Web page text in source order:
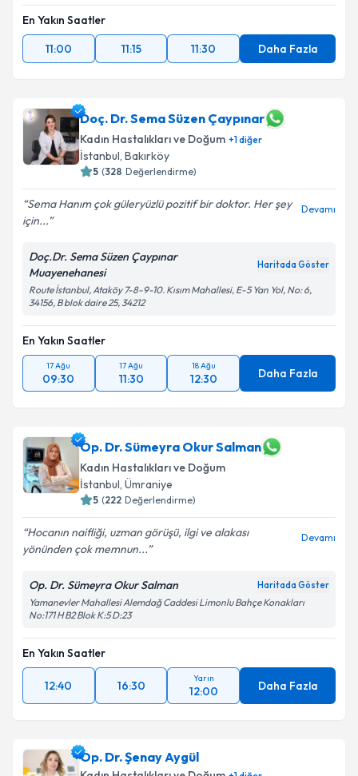
En Yakın Saatler
11:00
11:15 11:30 Daha Fazla
Doç. Dr. Sema Süzen Çaypınar
Kadın Hastalıkları ve Doğum +1diğer
İstanbul, Bakırköy
5 (328 Değerlendirme)
Sema Hanım çok güleryüzlü pozitif bir doktor. Her şey
için...
Devamı
Doç.Dr. Sema Süzen Çaypınar
Muayenehanesi
Haritada Göster
Route İstanbul, Ataköy 7-8-9-10. Kısım Mahallesi, E-5 Yan Yol, No: 6,
34156, B blok daire 25, 34212
En Yakın Saatler
17 Ağu
09:30
17 Ağu
11:30
18 Ağu
12:30 Daha Fazla
Op. Dr. Sümeyra Okur Salman
Kadın Hastalıkları ve Doğum
İstanbul, Ümraniye
5 (222 Değerlendirme)
Hocanın naifliği, uzman görüşü, ilgi ve alakası
yönünden çok memnun...
Devamı
Op. Dr. Sümeyra Okur Salman Haritada Göster
Yamanevler Mahallesi Alemdağ Caddesi Limonlu Bahçe Konakları
No:171 H B2 Blok K:5 D:23
En Yakın Saatler
12:40 16:30
Yarın
12:00 Daha Fazla
Op. Dr. Şenay Aygül